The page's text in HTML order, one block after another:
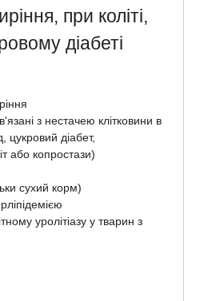
при коліті,
діабеті
з нестачею клітковини в
цукровий діабет,
або копростази)
сухий корм)
уролітіазу у тварин з